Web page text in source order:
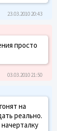
23.03.2010 20:43
просто
03.03.2010 21:50
на
реально.